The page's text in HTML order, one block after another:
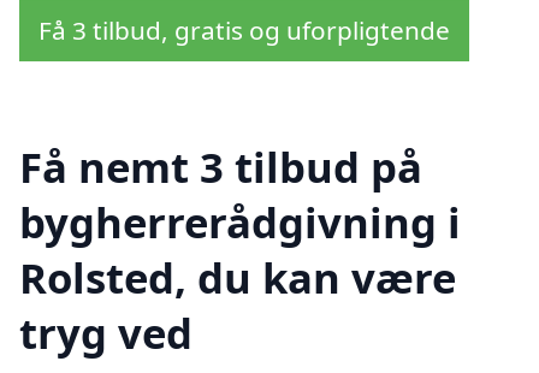
Få 3 tilbud, gratis og uforpligtende
Få nemt 3 tilbud på
bygherrerådgivning i
Rolsted, du kan være
tryg ved